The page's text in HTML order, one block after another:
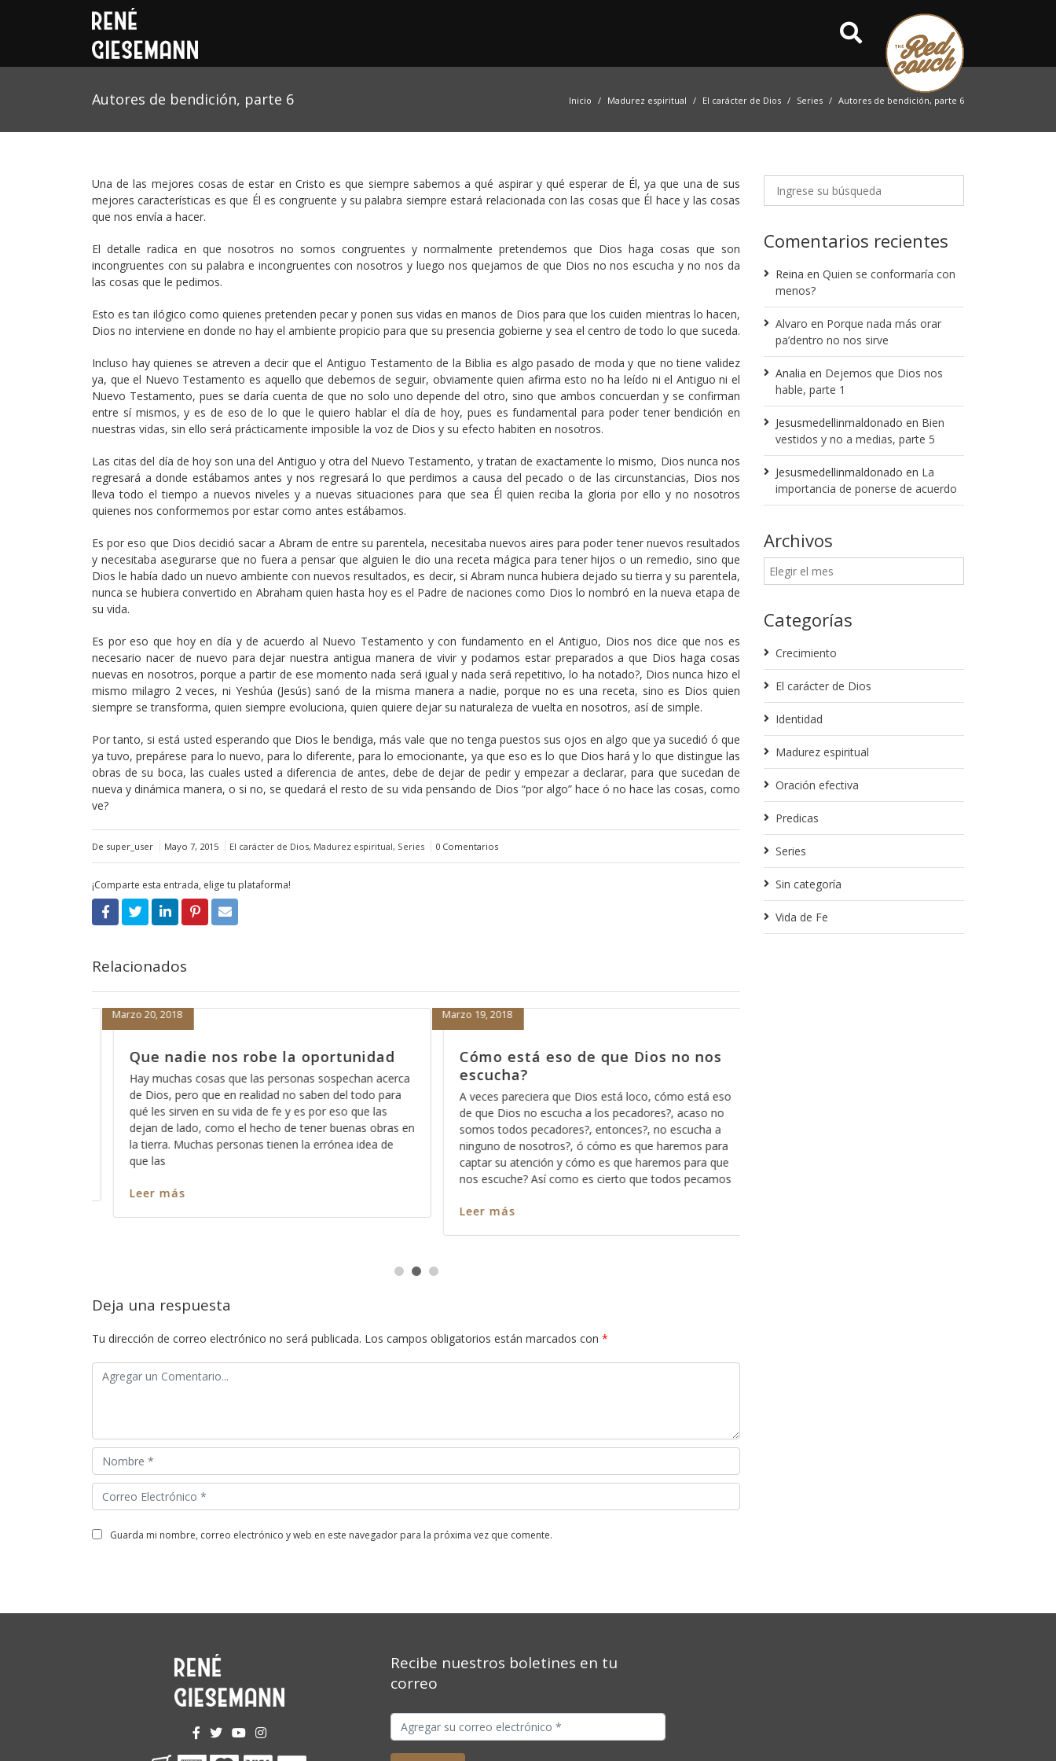
Autores de bendición, parte 6 Inicio Madurez espiritual El carácter de Dios Series Autores de bendición, parte 6
Una de las mejores cosas de estar en Cristo es que siempre sabemos a qué aspirar y qué esperar de Él, ya que una de sus
mejores características es que Él es congruente y su palabra siempre estará relacionada con las cosas que Él hace y las cosas
que nos envía a hacer.
El detalle radica en que nosotros no somos congruentes y normalmente pretendemos que Dios haga cosas que son
incongruentes con su palabra e incongruentes con nosotros y luego nos quejamos de que Dios no nos escucha y no nos da
las cosas que le pedimos.
Esto es tan ilógico como quienes pretenden pecar y ponen sus vidas en manos de Dios para que los cuiden mientras lo hacen,
Dios no interviene en donde no hay el ambiente propicio para que su presencia gobierne y sea el centro de todo lo que suceda.
Incluso hay quienes se atreven a decir que el Antiguo Testamento de la Biblia es algo pasado de moda y que no tiene validez
ya, que el Nuevo Testamento es aquello que debemos de seguir, obviamente quien afirma esto no ha leído ni el Antiguo ni el
Nuevo Testamento, pues se daría cuenta de que no solo uno depende del otro, sino que ambos concuerdan y se confirman
entre sí mismos, y es de eso de lo que le quiero hablar el día de hoy, pues es fundamental para poder tener bendición en
nuestras vidas, sin ello será prácticamente imposible la voz de Dios y su efecto habiten en nosotros.
Las citas del día de hoy son una del Antiguo y otra del Nuevo Testamento, y tratan de exactamente lo mismo, Dios nunca nos
regresará a donde estábamos antes y nos regresará lo que perdimos a causa del pecado o de las circunstancias, Dios nos
lleva todo el tiempo a nuevos niveles y a nuevas situaciones para que sea Él quien reciba la gloria por ello y no nosotros
quienes nos conformemos por estar como antes estábamos.
Es por eso que Dios decidió sacar a Abram de entre su parentela, necesitaba nuevos aires para poder tener nuevos resultados
y necesitaba asegurarse que no fuera a pensar que alguien le dio una receta mágica para tener hijos o un remedio, sino que
Dios le había dado un nuevo ambiente con nuevos resultados, es decir, si Abram nunca hubiera dejado su tierra y su parentela,
nunca se hubiera convertido en Abraham quien hasta hoy es el Padre de naciones como Dios lo nombró en la nueva etapa de
su vida.
Es por eso que hoy en día y de acuerdo al Nuevo Testamento y con fundamento en el Antiguo, Dios nos dice que nos es
necesario nacer de nuevo para dejar nuestra antigua manera de vivir y podamos estar preparados a que Dios haga cosas
nuevas en nosotros, porque a partir de ese momento nada será igual y nada será repetitivo, lo ha notado?, Dios nunca hizo el
mismo milagro 2 veces, ni Yeshúa (Jesús) sanó de la misma manera a nadie, porque no es una receta, sino es Dios quien
siempre se transforma, quien siempre evoluciona, quien quiere dejar su naturaleza de vuelta en nosotros, así de simple.
Por tanto, si está usted esperando que Dios le bendiga, más vale que no tenga puestos sus ojos en algo que ya sucedió ó que
ya tuvo, prepárese para lo nuevo, para lo diferente, para lo emocionante, ya que eso es lo que Dios hará y lo que distingue las
obras de su boca, las cuales usted a diferencia de antes, debe de dejar de pedir y empezar a declarar, para que sucedan de
nueva y dinámica manera, o si no, se quedará el resto de su vida pensando de Dios “por algo” hace ó no hace las cosas, como
ve?
De super_user Mayo 7, 2015 El carácter de Dios, Madurez espiritual, Series 0 Comentarios
¡Comparte esta entrada, elige tu plataforma!
Relacionados
Cómo está eso de que Dios no nos
escucha?
Marzo 19, 2018
A veces pareciera que Dios está loco, cómo está eso
de que Dios no escucha a los pecadores?, acaso no
somos todos pecadores?, entonces?, no escucha a
ninguno de nosotros?, ó cómo es que haremos para
captar su atención y cómo es que haremos para que
Porque nada más orar pa’dentro no
nos sirve
Febrero 15, 2018
Hace días que reflexiono acerca de la revelación de
Dios pues ese método que Dios usa para mostrarnos
los significados no ocultos sino profundos de la
palabra, entre más nos vamos familiarizando con ella,
más profundo nos permite Dios ver en cada versículo y
en cada pasaja y más claro nos queda cada mensaje y
Leer más
Deja una respuesta
Tu dirección de correo electrónico no será publicada. Los campos obligatorios están marcados con *
guarda mi nombre, correo electrónico y web en este navegador para la próxima vez que comente.
Comentarios recientes
Reina en Quien se conformaría con
menos?
Alvaro en Porque nada más orar
pa’dentro no nos sirve
Analia en Dejemos que Dios nos
hable, parte 1
Jesusmedellinmaldonado en Bien
vestidos y no a medias, parte 5
Jesusmedellinmaldonado en La
importancia de ponerse de acuerdo
Archivos
Categorías
Crecimiento
El carácter de Dios
Identidad
Madurez espiritual
Oración efectiva
Predicas
Series
Sin categoría
Vida de Fe
Recibe nuestros boletines en tu
correo